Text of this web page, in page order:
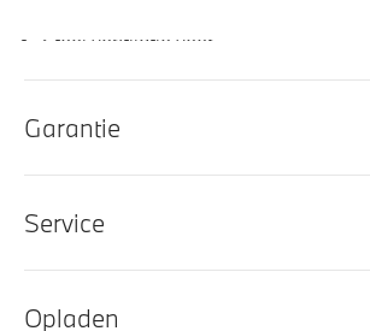
Stoel ventilatie voor
Sportstuur
Comfortstoelen voor
in Dunkelsilber
Garantie
Service
Opladen